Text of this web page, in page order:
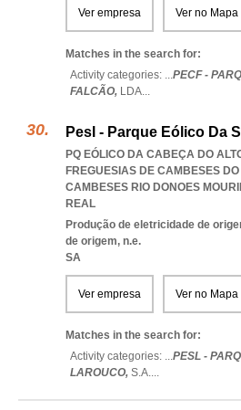
Ver empresa Ver no Mapa
Matches in the search for:
Activity categories: ...PECF -
FALCÃO, LDA...
Pesl - Parque Eólico Da
PQ EÓLICO DA CABEÇA DO
FREGUESIAS DE CAMBESES DO
CAMBESES RIO DONOES
REAL
Produção de eletricidade de
de origem, n.e.
SA
Ver empresa Ver no Mapa
Matches in the search for:
Activity categories: ...PESL -
LAROUCO, S.A....